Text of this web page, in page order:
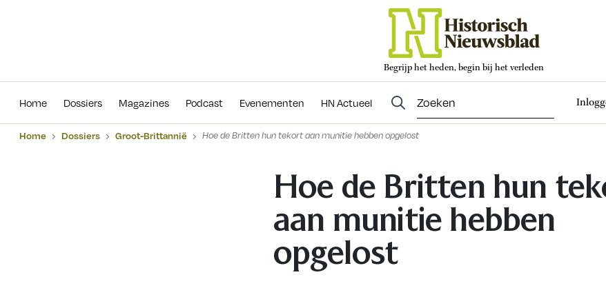
Begrijp het heden, begin bij het verleden
Home Dossiers Magazines Podcast Evenementen HN Actueel
Evenementen
Home Dossiers Groot-Brittannië Hoe de Britten hun tekort aan munitie hebben opgelost
Hoe de Britten hun
aan munitie hebben
opgelost